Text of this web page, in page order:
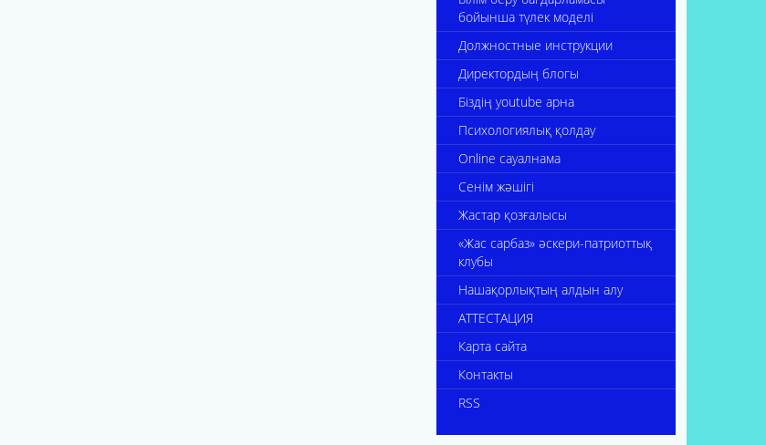
бойынша түлек моделі
Должностные инструкции
Директордың блогы
Біздің youtube арна
Психологиялық қолдау
Online сауалнама
Сенім жәшігі
Жастар қозғалысы
«Жас сарбаз» әскери-патриоттық
клубы
Нашақорлықтың алдын алу
АТТЕСТАЦИЯ
Карта сайта
Контакты
RSS